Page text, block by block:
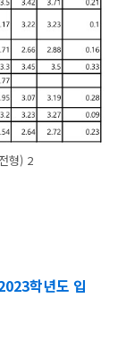
형) 2
학년도 입